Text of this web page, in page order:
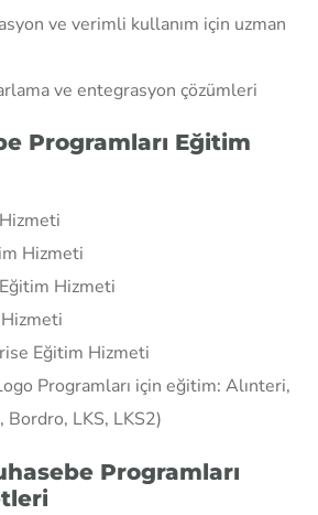
ve verimli kullanım için uzman
ve entegrasyon çözümleri
Programları Eğitim
Hizmeti
Hizmeti
Eğitim Hizmeti
Programları için eğitim: Alınteri,
Bordro, LKS, LKS2)
Programları